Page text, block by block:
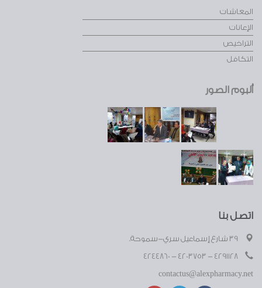
المعاشات
الإعانات
التراخيص
التكافل
ألبوم الصور
اتصل بنا
contactus@alexpharmacy.net